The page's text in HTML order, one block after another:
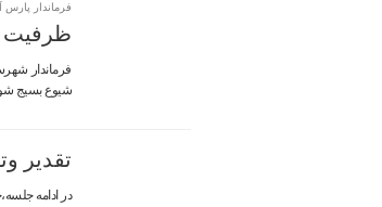
فرماندار پارس
ظرفیت
فرماندار
شیوع بسیج
تقدیر
در ادامه